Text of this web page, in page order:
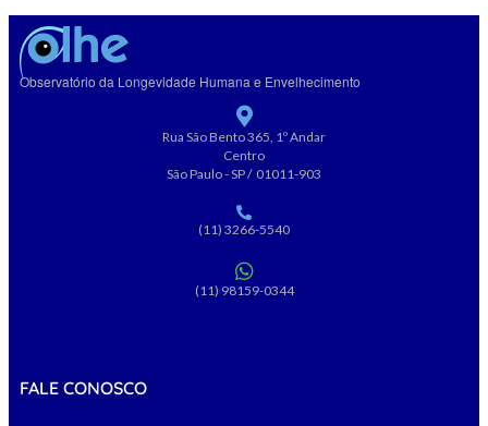
Observatório da Longevidade Humana e Envelhecimento
Rua São Bento 365, 1º Andar
Centro
São Paulo - SP / 01011-903
(11) 3266-5540
(11) 98159-0344
FALE CONOSCO